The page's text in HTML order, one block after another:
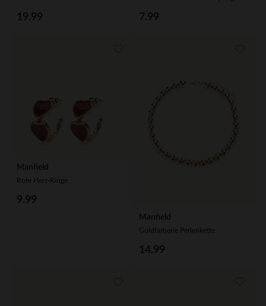
19.99 7.99
Manfield
Rote Herz-Ringe
9.99
Manfield
Goldfarbene Perlenkette
14.99